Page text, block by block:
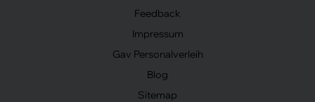
Feedback
Impressum
Gav Personalverleih
Blog
Sitemap